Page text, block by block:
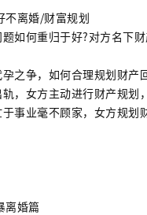
离婚/财富规划
如何重归于好?对方名下
孕之争，如何合理规划财产
轨，女方主动进行财产规划
于事业毫不顾家，女方规划
婚篇